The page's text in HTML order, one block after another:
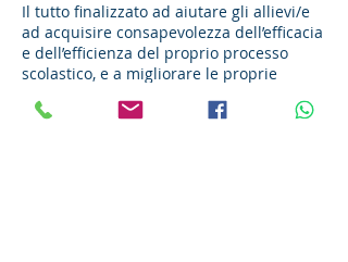
Il tutto finalizzato ad aiutare gli allievi/e
ad acquisire consapevolezza dell’efficacia
e dell’efficienza del proprio processo
scolastico, e a migliorare le proprie
avere un ventaglio più ampio di